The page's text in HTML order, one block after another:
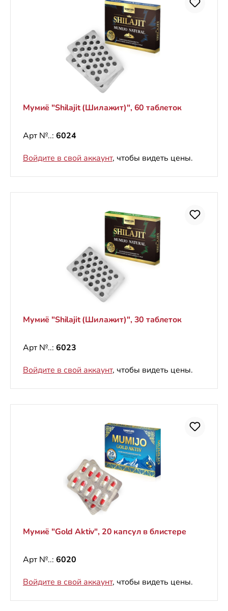
Мумиё "Shilajit (Шилажит)", 60 таблеток
Арт №..: 6024
Войдите в свой аккаунт, чтобы видеть цены.
Мумиё "Shilajit (Шилажит)", 30 таблеток
Арт №..: 6023
Войдите в свой аккаунт, чтобы видеть цены.
Мумиё "Gold Aktiv", 20 капсул в блистере
Арт №..: 6020
Войдите в свой аккаунт, чтобы видеть цены.